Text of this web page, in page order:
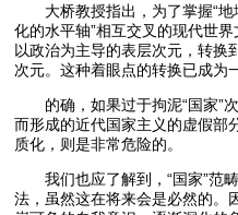
大桥教授指出，为了掌握“地
化的水平轴”相互交叉的现代世
以政治为主导的表层次元，转换
次元。这种着眼点的转换已成为
的确，如果过于拘泥“国家”
而形成的近代国家主义的虚假部
质化，则是非常危险的。
我们也应了解到，“国家”范
法，虽然这在将来会是必然的。